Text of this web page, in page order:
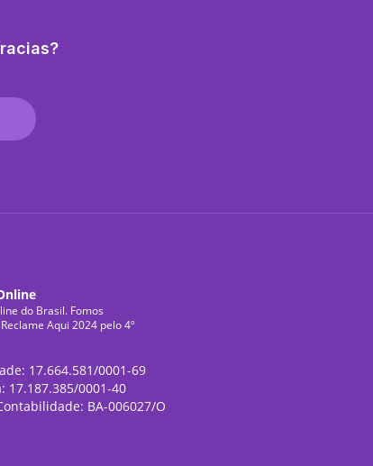
do Brasil. Fomos
Aqui 2024 pelo 4º
17.664.581/0001-69
17.187.385/0001-40
BA-006027/O